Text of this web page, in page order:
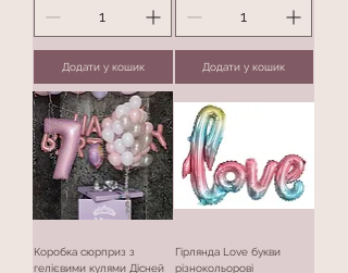
Додати у кошик Додати у кошик
Коробка сюрприз з
гелієвими кулями Дісней
Гірлянда Love букви
різнокольорові